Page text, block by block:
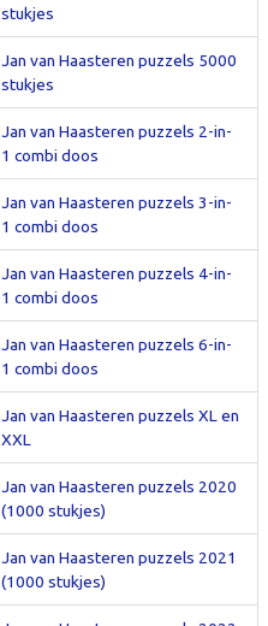
stukjes
Jan van Haasteren puzzels 5000
stukjes
Jan van Haasteren puzzels 2-in-
1 combi doos
Jan van Haasteren puzzels 3-in-
1 combi doos
Jan van Haasteren puzzels 4-in-
1 combi doos
Jan van Haasteren puzzels 6-in-
1 combi doos
Jan van Haasteren puzzels XL en
XXL
Jan van Haasteren puzzels 2020
(1000 stukjes)
Jan van Haasteren puzzels 2021
(1000 stukjes)